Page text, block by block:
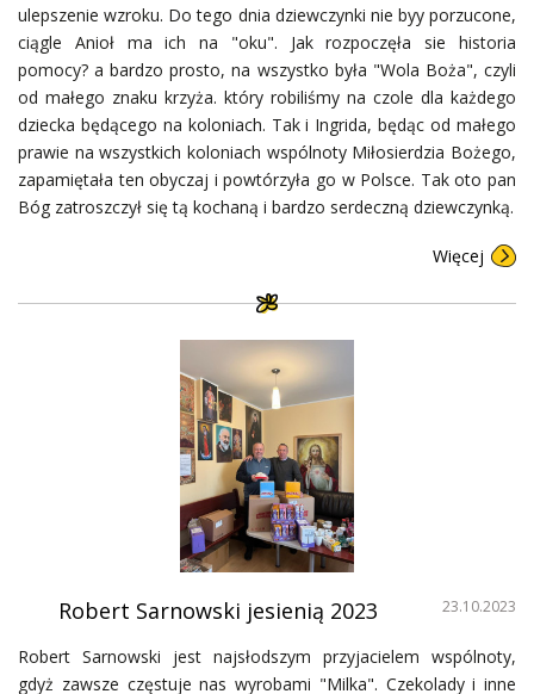
ulepszenie wzroku. Do tego dnia dziewczynki nie byy porzucone,
ciągle Anioł ma ich na "oku". Jak rozpoczęła sie historia
pomocy? a bardzo prosto, na wszystko była "Wola Boża", czyli
od małego znaku krzyża. który robiliśmy na czole dla każdego
dziecka będącego na koloniach. Tak i Ingrida, będąc od małego
prawie na wszystkich koloniach wspólnoty Miłosierdzia Bożego,
zapamiętała ten obyczaj i powtórzyła go w Polsce. Tak oto pan
Bóg zatroszczył się tą kochaną i bardzo serdeczną dziewczynką.
Więcej
23.10.2023
Robert Sarnowski jesienią 2023
Robert Sarnowski jest najsłodszym przyjacielem wspólnoty,
gdyż zawsze częstuje nas wyrobami "Milka". Czekolady i inne